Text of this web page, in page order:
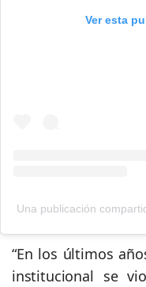
Ver esta
Una publicación
“En los últimos
institucional se